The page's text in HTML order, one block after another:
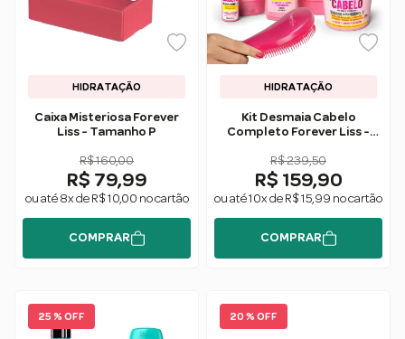
HIDRATAÇÃO
Caixa Misteriosa Forever
Liss - Tamanho P
R$ 160,00
R$ 79,99
ou até 8x de R$ 10,00 no cartão
COMPRAR
HIDRATAÇÃO
Kit Desmaia Cabelo
Completo Forever Liss -
Desembaraçadora
R$ 239,50
R$ 159,90
ou até 10x de R$ 15,99 no cartão
COMPRAR
25 % OFF 20 % OFF